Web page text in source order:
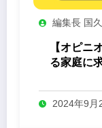
編集長 国
【オピニ
る家庭に
2024年9月